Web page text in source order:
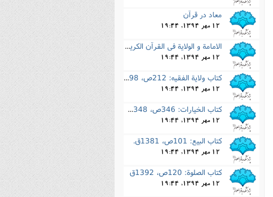
معاد در قرآن
12 مهر 1394, 19:44
الامامة و الولایة فى القرآن الکریم: با همکارى آیات: محمد تقى مصباح، محمد محمدى گیلانى، محمد یزدى، مو
12 مهر 1394, 19:44
کتاب ولایة الفقیه: 212ص، 1398ق.
12 مهر 1394, 19:44
کتاب الخیارات: 346ص، 1348ق.
12 مهر 1394, 19:44
کتاب البیع: 101ص، 1381ق.
12 مهر 1394, 19:44
کتاب الصلوة: 120ص، 1392ق
12 مهر 1394, 19:44